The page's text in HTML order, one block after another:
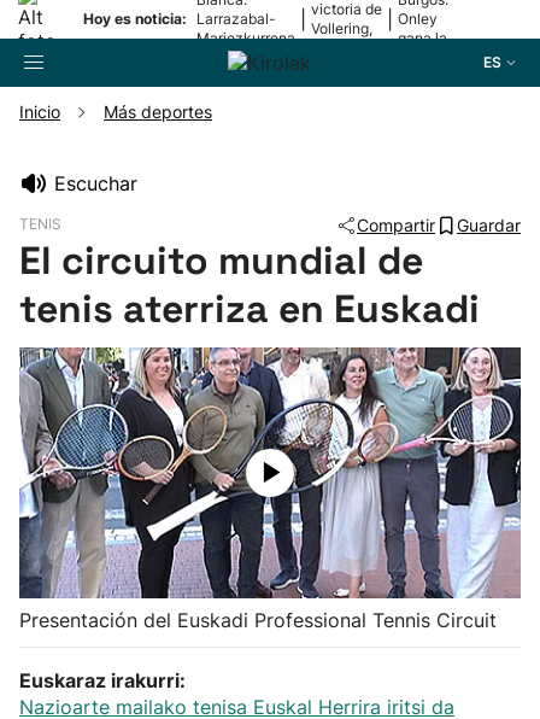
Hoy es noticia:
Larrazabal-
Mariezkurrena
II, a la final
victoria de
Vollering,
Onley
gana la
ES
Pelota
Remo
Baloncesto
Ciclismo
Herri-kirolak
Balonmano
Kirolak 360
Inicio Más deportes
Escuchar
TENIS Compartir Guardar
El circuito mundial de
tenis aterriza en Euskadi
Presentación del Euskadi Professional Tennis Circuit
Euskaraz irakurri:
Nazioarte mailako tenisa Euskal Herrira iritsi da